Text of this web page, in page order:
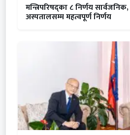
मन्त्रिपरिषद्का ८ निर्णय
अस्पतालसम्म महत्वपूर्ण निर्णय